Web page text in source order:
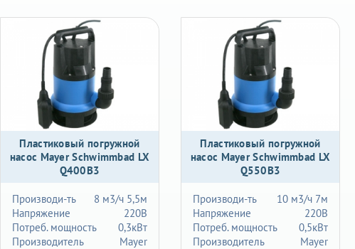
Пластиковый погружной
насос Mayer Schwimmbad LX
Q400B3
8 м3/ч 5,5м
Производи-ть
220В
Напряжение
0,3кВт
Потреб. мощность
Mayer
Производитель
Пластиковый погружной
насос Mayer Schwimmbad LX
Q550B3
10 м3/ч 7м
Производи-ть
220В
Напряжение
0,5кВт
Потреб. мощность
Mayer
Производитель